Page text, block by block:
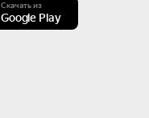
Скачать из
Google Play